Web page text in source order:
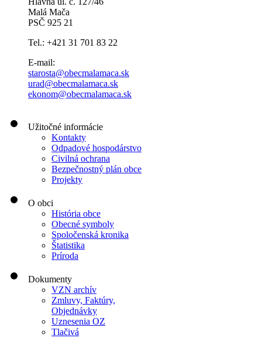
Malá Mača
PSČ 925 21
Tel.: +421 31 701 83 22
E-mail:
starosta@obecmalamaca.sk
urad@obecmalamaca.sk
ekonom@obecmalamaca.sk
Užitočné informácie
Kontakty
Odpadové hospodárstvo
Civilná ochrana
Bezpečnostný plán obce
Projekty
O obci
História obce
Obecné symboly
Spoločenská kronika
Štatistika
Príroda
Dokumenty
VZN archív
Zmluvy, Faktúry,
Objednávky
Uznesenia OZ
Tlačivá